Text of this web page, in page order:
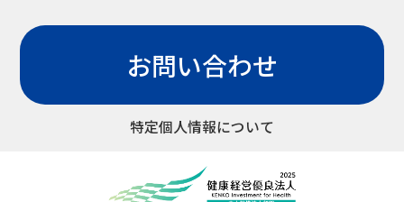
お問い合わせ
特定個人情報について